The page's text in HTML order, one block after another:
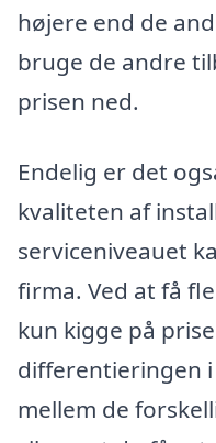
højere end de
bruge de andre
prisen ned.
Endelig er det
kvaliteten af
serviceniveauet
firma. Ved at få
kun kigge på
differentieringen
mellem de